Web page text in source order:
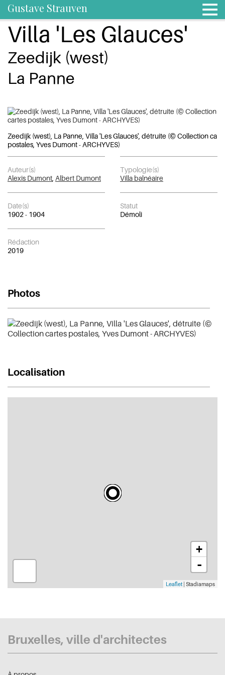
Gustave Strauven
Villa 'Les Glauces'
Zeedijk (west)
La Panne
Zeedijk (west), La Panne, Villa 'Les Glauces', détruite (© Collection
postales, Yves Dumont - ARCHYVES)
Auteur(s)
Alexis Dumont Albert Dumont
Typologie(s)
Villa balnéaire
Date(s)
1902 - 1904
Statut
Démoli
Rédaction
2019
Photos
Localisation
+
-
Leaflet | Stadiamaps
Bruxelles, ville d'architectes